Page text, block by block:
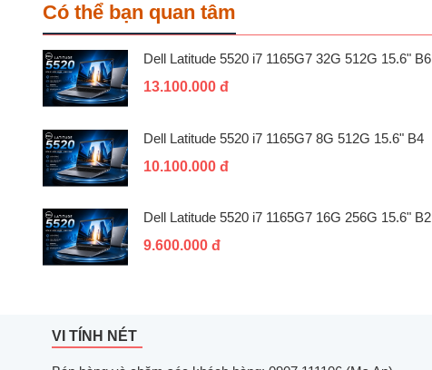
Có thể bạn quan tâm
Dell Latitude 5520 i7 1165G7 32G 512G 15.6" B6
13.100.000 đ
Dell Latitude 5520 i7 1165G7 8G 512G 15.6" B4
10.100.000 đ
Dell Latitude 5520 i7 1165G7 16G 256G 15.6" B2
9.600.000 đ
VI TÍNH NÉT